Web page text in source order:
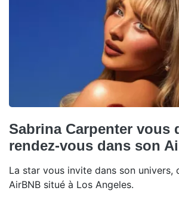
Sabrina Carpenter vous
rendez-vous dans son
La star vous invite dans son univers,
AirBNB situé à Los Angeles.